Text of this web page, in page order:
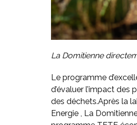
La Domitienne
Le programme
d’évaluer l’impact
des déchets.Après la
Energie , La